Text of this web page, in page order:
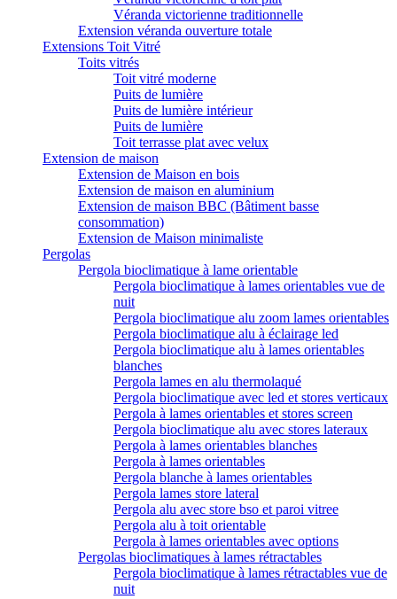
Véranda victorienne traditionnelle
Extension véranda ouverture totale
Extensions Toit Vitré
Toits vitrés
Toit vitré moderne
Puits de lumière
Puits de lumière intérieur
Puits de lumière
Toit terrasse plat avec velux
Extension de maison
Extension de Maison en bois
Extension de maison en aluminium
Extension de maison BBC (Bâtiment basse
consommation)
Extension de Maison minimaliste
Pergolas
Pergola bioclimatique à lame orientable
Pergola bioclimatique à lames orientables vue de
nuit
Pergola bioclimatique alu zoom lames orientables
Pergola bioclimatique alu à éclairage led
Pergola bioclimatique alu à lames orientables
blanches
Pergola lames en alu thermolaqué
Pergola bioclimatique avec led et stores verticaux
Pergola à lames orientables et stores screen
Pergola bioclimatique alu avec stores lateraux
Pergola à lames orientables blanches
Pergola à lames orientables
Pergola blanche à lames orientables
Pergola lames store lateral
Pergola alu avec store bso et paroi vitree
Pergola alu à toit orientable
Pergola à lames orientables avec options
Pergolas bioclimatiques à lames rétractables
Pergola bioclimatique à lames rétractables vue de
nuit